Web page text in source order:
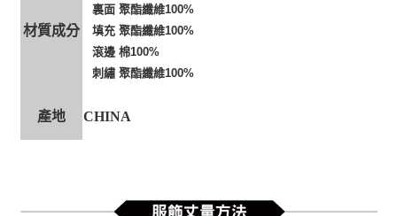
材質成分
裏面 聚酯纖維100%
填充 聚酯纖維100%
滾邊 棉100%
刺繡 聚酯纖維100%
產地 CHINA